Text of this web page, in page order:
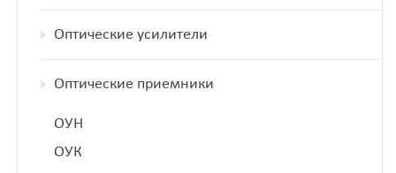
Оптические усилители
Оптические приемники
ОУН
ОУК